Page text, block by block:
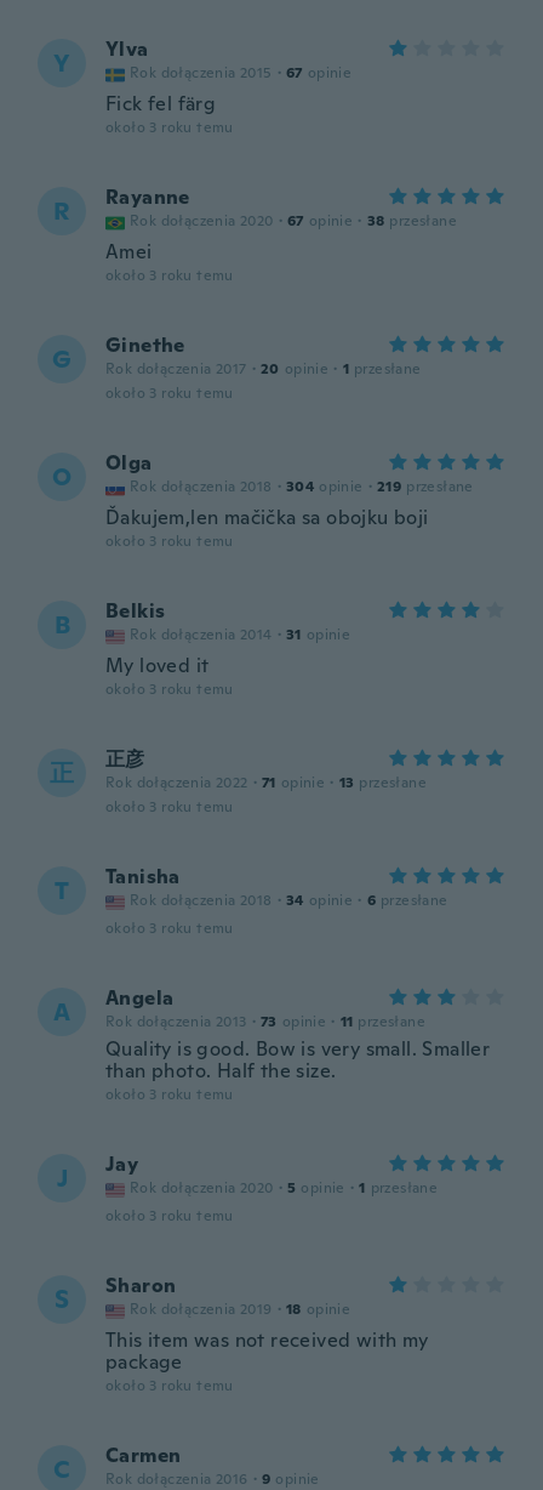
Y Ylva
Rok dołączenia 2015 · 67 opinie
Fick fel färg
około 3 roku temu
R Rayanne
Rok dołączenia 2020 · 67 opinie · 38 przesłane
Amei
około 3 roku temu
G Ginethe
Rok dołączenia 2017 · 20 opinie · 1 przesłane
około 3 roku temu
O Olga
Rok dołączenia 2018 · 304 opinie · 219 przesłane
Ďakujem,len mačička sa obojku boji
około 3 roku temu
B Belkis
Rok dołączenia 2014 · 31 opinie
My loved it
około 3 roku temu
正 正彦
Rok dołączenia 2022 · 71 opinie · 13 przesłane
około 3 roku temu
T Tanisha
Rok dołączenia 2018 · 34 opinie · 6 przesłane
około 3 roku temu
A Angela
Rok dołączenia 2013 · 73 opinie · 11 przesłane
Quality is good. Bow is very small. Smaller
than photo. Half the size.
około 3 roku temu
J Jay
Rok dołączenia 2020 · 5 opinie · 1 przesłane
około 3 roku temu
S Sharon
Rok dołączenia 2019 · 18 opinie
This item was not received with my
package
około 3 roku temu
C Carmen
Rok dołączenia 2016 · 9 opinie